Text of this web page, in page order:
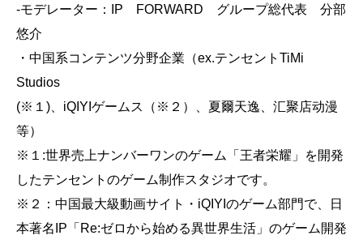
-モデレーター：IP FORWARD グループ総代表 分部
悠介
・中国系コンテンツ分野企業（ex.テンセントTiMi
Studios
(※１)、iQIYIゲームス（※２）、夏爾天逸、汇聚店动漫
等）
※１:世界売上ナンバーワンのゲーム「王者栄耀」を開発
したテンセントのゲーム制作スタジオです。
※２：中国最大級動画サイト・iQIYIのゲーム部門で、日
本著名IP「Re:ゼロから始める異世界生活」のゲーム開発